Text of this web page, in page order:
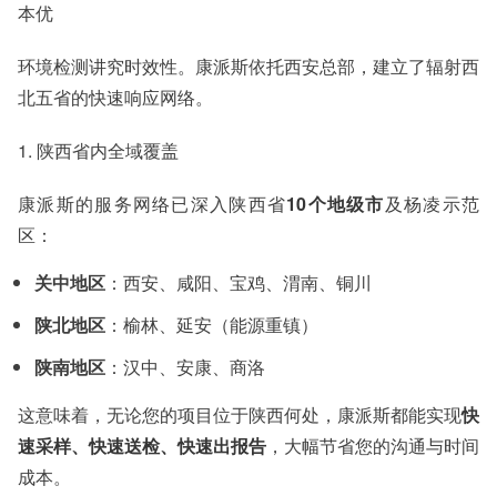
本优
环境检测讲究时效性。康派斯依托西安总部，建立了辐射西
北五省的快速响应网络。
1. 陕西省内全域覆盖
康派斯的服务网络已深入陕西省10个地级市及杨凌示范
区：
关中地区 ：西安、咸阳、宝鸡、渭南、铜川
陕北地区 ：榆林、延安（能源重镇）
陕南地区 ：汉中、安康、商洛
这意味着，无论您的项目位于陕西何处，康派斯都能实现快
速采样、快速送检、快速出报告 ，大幅节省您的沟通与时间
成本。